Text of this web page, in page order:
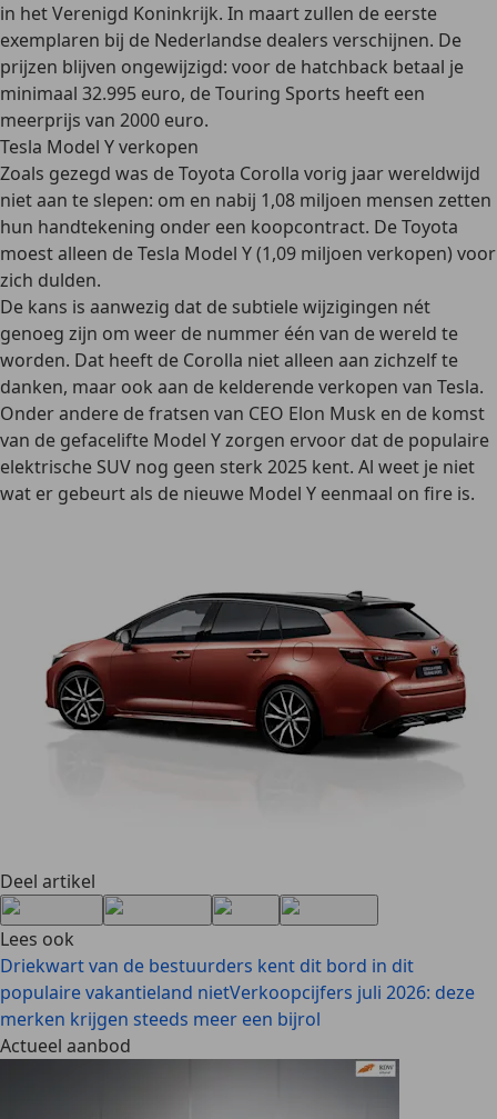
in het Verenigd Koninkrijk. In maart zullen de eerste
exemplaren bij de Nederlandse dealers verschijnen. De
prijzen blijven ongewijzigd: voor de hatchback betaal je
minimaal 32.995 euro, de Touring Sports heeft een
meerprijs van 2000 euro.
Tesla Model Y verkopen
Zoals gezegd was de Toyota Corolla vorig jaar wereldwijd
niet aan te slepen: om en nabij 1,08 miljoen mensen zetten
hun handtekening onder een koopcontract. De Toyota
moest alleen de Tesla Model Y (1,09 miljoen verkopen) voor
zich dulden.
De kans is aanwezig dat de subtiele wijzigingen nét
genoeg zijn om weer de nummer één van de wereld te
worden. Dat heeft de Corolla niet alleen aan zichzelf te
danken, maar ook aan de kelderende verkopen van Tesla.
Onder andere de fratsen van CEO Elon Musk en de komst
van de gefacelifte Model Y zorgen ervoor dat de populaire
elektrische SUV nog geen sterk 2025 kent. Al weet je niet
wat er gebeurt als de nieuwe Model Y eenmaal on fire is.
Deel artikel
Lees ook
Driekwart van de bestuurders kent dit bord in dit
populaire vakantieland nietVerkoopcijfers juli 2026: deze
merken krijgen steeds meer een bijrol
Actueel aanbod